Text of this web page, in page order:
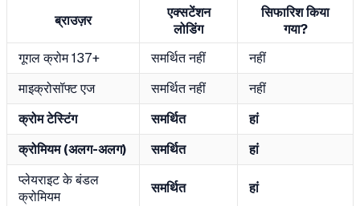
ब्राउज़र
एक्सटेंशन
लोडिंग
सिफारिश किया
गया?
गूगल क्रोम 137+
समर्थित नहीं
नहीं
माइक्रोसॉफ्ट एज
समर्थित नहीं
नहीं
क्रोम टेस्टिंग
समर्थित
हां
क्रोमियम (अलग-अलग)
समर्थित
हां
प्लेयराइट के बंडल
क्रोमियम
समर्थित हां